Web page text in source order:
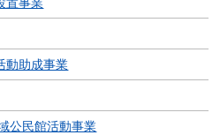
動助成事業
公民館活動事業